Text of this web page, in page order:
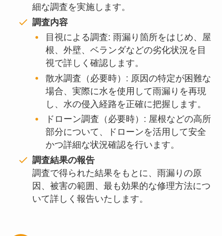
細な調査を実施します。
調査内容
目視による調査: 雨漏り箇所をはじめ、屋
根、外壁、ベランダなどの劣化状況を目
視で詳しく確認します。
散水調査（必要時）: 原因の特定が困難な
場合、実際に水を使用して雨漏りを再現
し、水の侵入経路を正確に把握します。
ドローン調査（必要時）: 屋根などの高所
部分について、ドローンを活用して安全
かつ詳細な状況確認を行います。
調査結果の報告
調査で得られた結果をもとに、雨漏りの原
因、被害の範囲、最も効果的な修理方法につ
いて詳しく報告いたします。